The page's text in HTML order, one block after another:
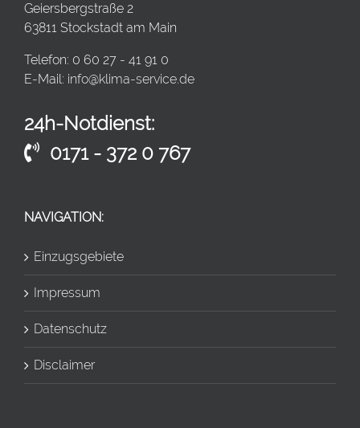
Geiersbergstraße 2
63811 Stockstadt am Main
Telefon: 0 60 27 - 41 91 0
E-Mail: info@klima-service.de
24h-Notdienst:
0171 - 372 0 767
NAVIGATION:
Einzugsgebiete
Impressum
Datenschutz
Disclaimer